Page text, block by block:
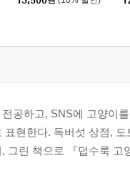
공하고, SNS에 고양이
표현한다. 독버섯 상점,
그린 책으로 『덥수룩 고